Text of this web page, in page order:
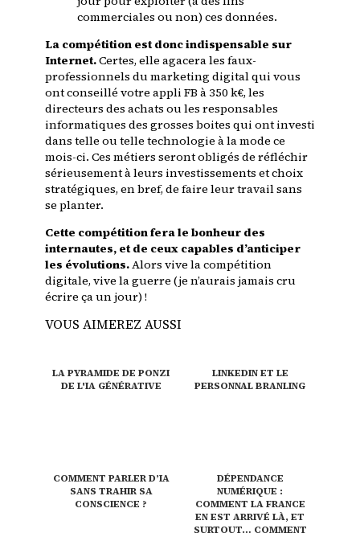
commerciales ou non) ces données.
La compétition est donc indispensable sur
Internet.Certes, elle agacera les faux-
professionnels du marketing digital qui vous
ont conseillé votre appli FB à 350 k€, les
directeurs des achats ou les responsables
informatiques des grosses boites qui ont investi
dans telle ou telle technologie à la mode ce
mois-ci. Ces métiers seront obligés de réfléchir
sérieusement à leurs investissements et choix
stratégiques, en bref, de faire leur travail sans
se planter.
Cette compétition fera le bonheur des
internautes, et de ceux capables d’anticiper
les évolutions.Alors vive la compétition
digitale, vive la guerre (je n’aurais jamais cru
écrire ça un jour) !
VOUS AIMEREZ AUSSI
LA PYRAMIDE DE PONZI
DE L'IA GÉNÉRATIVE
LINKEDIN ET LE
PERSONNAL BRANLING
COMMENT PARLER D’IA
SANS TRAHIR SA
CONSCIENCE ?
DÉPENDANCE
NUMÉRIQUE :
COMMENT LA FRANCE
EN EST ARRIVÉ LÀ, ET
SURTOUT… COMMENT